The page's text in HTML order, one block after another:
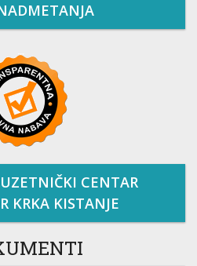
CENTAR
KRKA KISTANJE